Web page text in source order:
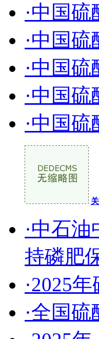
·中国
·中国
·中国
·中国
·中国
·中石
持磷肥
·2025
·全国